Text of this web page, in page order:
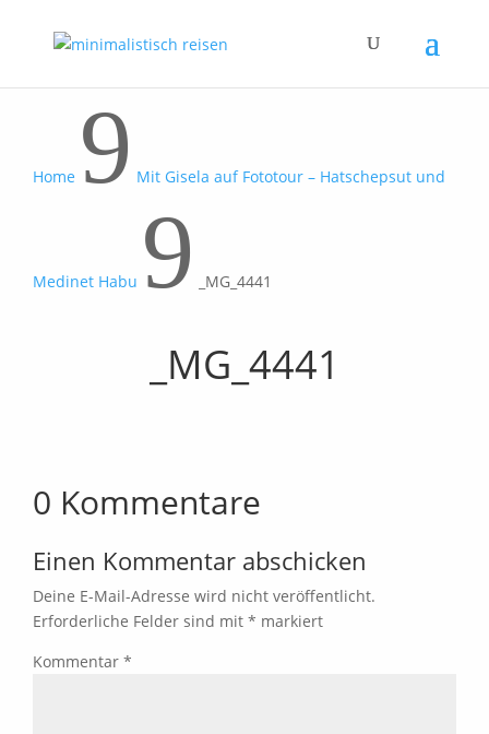
Home 9 Mit Gisela auf Fototour – Hatschepsut und
Medinet Habu 9 _MG_4441
_MG_4441
0 Kommentare
Einen Kommentar abschicken
Deine E-Mail-Adresse wird nicht veröffentlicht.
Erforderliche Felder sind mit * markiert
Kommentar *